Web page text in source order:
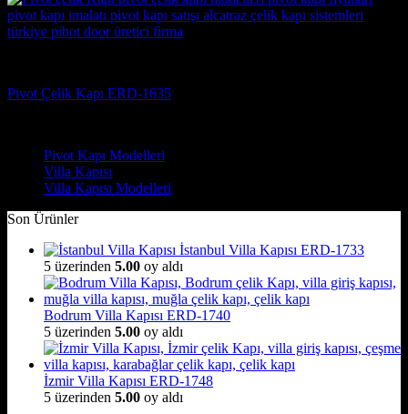
Pivot Çelik Kapı ERD-1635
Pivot Kapı Modelleri
Villa Kapısı
Villa Kapısı Modelleri
Son Ürünler
İstanbul Villa Kapısı ERD-1733
5 üzerinden 5.00 oy aldı
Bodrum Villa Kapısı ERD-1740
5 üzerinden 5.00 oy aldı
İzmir Villa Kapısı ERD-1748
5 üzerinden 5.00 oy aldı